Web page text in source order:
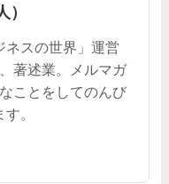
）
ネスの世界」運営
著述業。メルマガ
ことをしてのんび
。